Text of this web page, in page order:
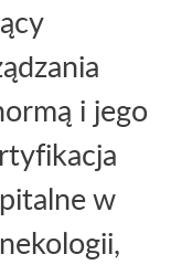
i jego
w